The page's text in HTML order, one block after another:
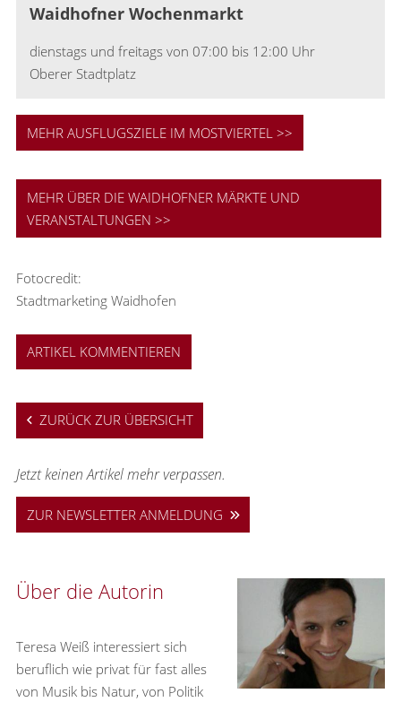
Waidhofner Wochenmarkt
dienstags und freitags von 07:00 bis 12:00 Uhr
Oberer Stadtplatz
MEHR AUSFLUGSZIELE IM MOSTVIERTEL >>
MEHR ÜBER DIE WAIDHOFNER MÄRKTE UND
VERANSTALTUNGEN >>
Fotocredit:
Stadtmarketing Waidhofen
ARTIKEL KOMMENTIEREN
ZURÜCK ZUR ÜBERSICHT
Jetzt keinen Artikel mehr verpassen.
ZUR NEWSLETTER ANMELDUNG
Über die Autorin
Teresa Weiß interessiert sich
beruflich wie privat für fast alles
von Musik bis Natur, von Politik